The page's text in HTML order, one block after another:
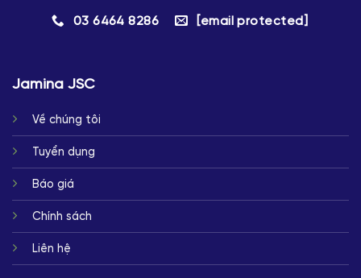
03 6464 8286 [email protected]
Jamina JSC
Về chúng tôi
Tuyển dụng
Báo giá
Chính sách
Liên hệ